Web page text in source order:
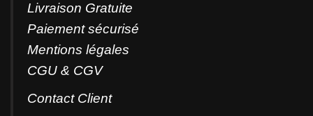
Livraison Gratuite
Paiement sécurisé
Mentions légales
CGU & CGV
ContactClient